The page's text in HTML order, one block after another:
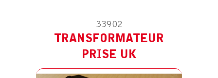
33902
TRANSFORMATEUR
PRISE UK
ACCESSOIRE POUR SOLUS 9
TRANSFORMATEUR PRISE CH